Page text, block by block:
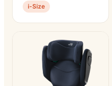
i-Size